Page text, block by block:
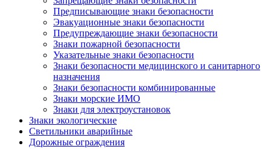
Предписывающие знаки безопасности
Эвакуационные знаки безопасности
Предупреждающие знаки безопасности
Знаки пожарной безопасности
Указательные знаки безопасности
Знаки безопасности медицинского и санитарного
назначения
Знаки безопасности комбинированные
Знаки морские ИМО
Знаки для электроустановок
Знаки экологические
Светильники аварийные
Дорожные ограждения